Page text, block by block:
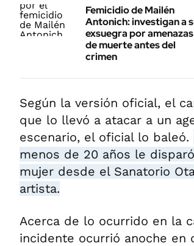
Femicidio de Mailén
Antonich: investigan a
exsuegra por amenazas
de muerte antes del
crimen
Según la versión oficial, el
que lo llevó a atacar a un
escenario, el oficial lo baleó.
menos de 20 años le
mujer desde el Sanatorio
artista.
Acerca de lo ocurrido en la
incidente ocurrió anoche en